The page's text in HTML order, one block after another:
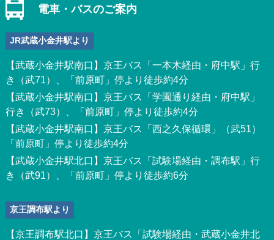
電車・バスのご案内
JR武蔵小金井駅より
【武蔵小金井駅南口】京王バス「一本木経由・府中駅」行
き（武71）、「前原町」停より徒歩約4分
【武蔵小金井駅南口】京王バス「学園通り経由・府中駅」
行き（武73）、「前原町」停より徒歩約4分
【武蔵小金井駅南口】京王バス「西之久保循環」（武51）
「前原町」停より徒歩約4分
【武蔵小金井駅北口】京王バス「試験場経由・調布駅」行
き（武91）、「前原町」停より徒歩約6分
京王調布駅より
【京王調布駅北口】京王バス「試験場経由・武蔵小金井北